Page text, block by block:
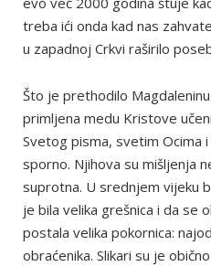
treba ići onda kad nas
u zapadnoj Crkvi raširilo
Što je prethodilo
primljena medu Kristove
Svetog pisma, svetim Ocima
sporno. Njihova su mišljenja
suprotna. U srednjem vijeku
je bila velika grešnica i da se
postala velika pokornica:
obraćenika. Slikari su je